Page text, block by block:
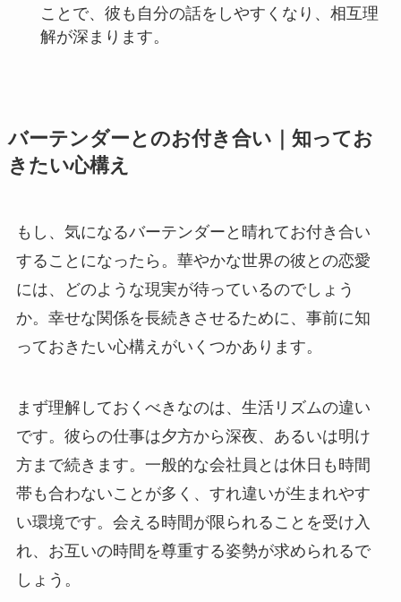
ことで、彼も自分の話をしやすくなり、相互理
解が深まります。
バーテンダーとのお付き合い｜知ってお
きたい心構え
もし、気になるバーテンダーと晴れてお付き合い
することになったら。華やかな世界の彼との恋愛
には、どのような現実が待っているのでしょう
か。幸せな関係を長続きさせるために、事前に知
っておきたい心構えがいくつかあります。
まず理解しておくべきなのは、生活リズムの違い
です。彼らの仕事は夕方から深夜、あるいは明け
方まで続きます。一般的な会社員とは休日も時間
帯も合わないことが多く、すれ違いが生まれやす
い環境です。会える時間が限られることを受け入
れ、お互いの時間を尊重する姿勢が求められるで
しょう。